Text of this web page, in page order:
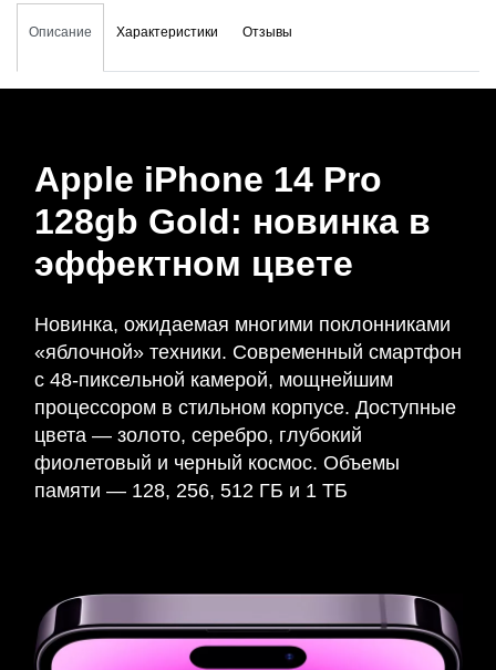
Описание Характеристики Отзывы
Apple iPhone 14 Pro
128gb Gold: новинка в
эффектном цвете
Новинка, ожидаемая многими поклонниками
«яблочной» техники. Современный смартфон
с 48-пиксельной камерой, мощнейшим
процессором в стильном корпусе. Доступные
цвета — золото, серебро, глубокий
фиолетовый и черный космос. Объемы
памяти — 128, 256, 512 ГБ и 1 ТБ